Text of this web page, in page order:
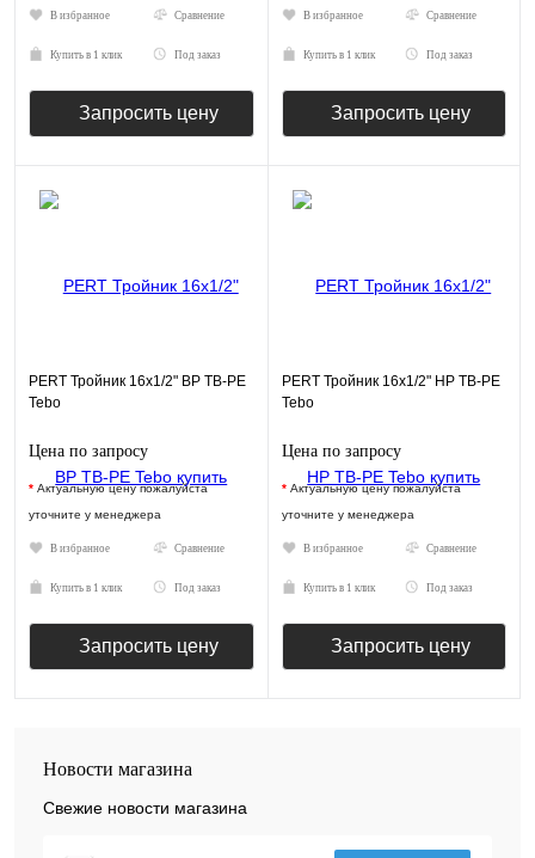
В избранное Сравнение
Купить в 1 клик Под заказ
Запросить цену
В избранное Сравнение
Купить в 1 клик Под заказ
Запросить цену
PERT Тройник 16х1/2" ВР TB-PE
Tebo
Цена по запросу
* Актуальную цену пожалуйста
уточните у менеджера
В избранное Сравнение
Купить в 1 клик Под заказ
Запросить цену
PERT Тройник 16х1/2" НР TB-PE
Tebo
Цена по запросу
* Актуальную цену пожалуйста
уточните у менеджера
В избранное Сравнение
Купить в 1 клик Под заказ
Запросить цену
Новости магазина
Свежие новости магазина